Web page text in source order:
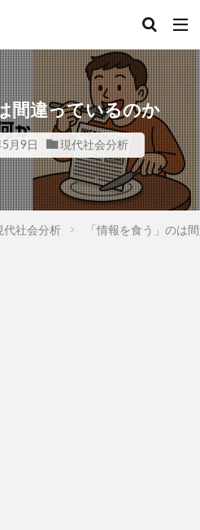
間違っているのか
月9日 現代社会分析
代社会分析 「情報を食う」のは